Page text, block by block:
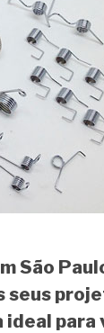
São
seus
ideal para